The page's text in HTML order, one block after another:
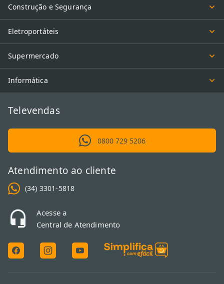
Construção e Segurança
Eletroportáteis
Supermercado
Informática
Televendas
0800 729 5206
Atendimento ao cliente
(34) 3301-5818
Acesse a
Central de Atendimento